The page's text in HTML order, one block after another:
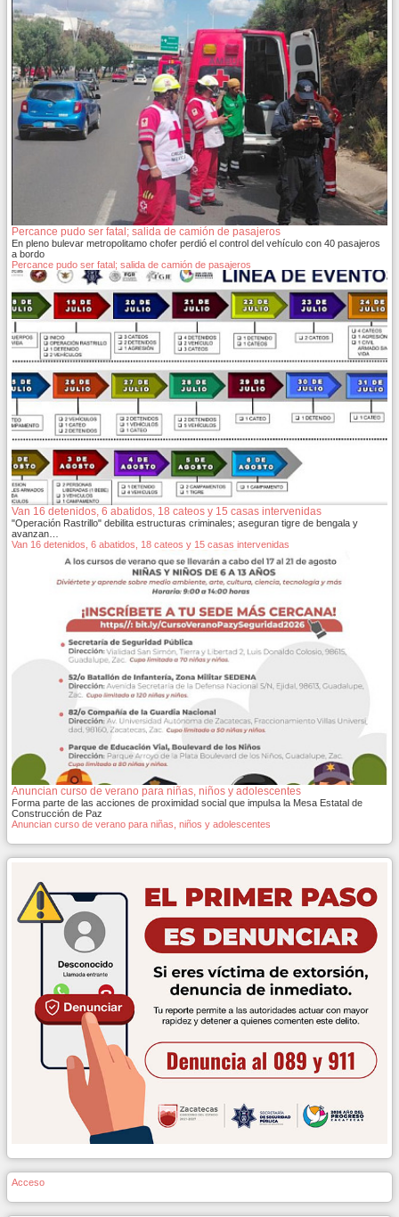
Percance pudo ser fatal; salida de camión de pasajeros
En pleno bulevar metropolitamo chofer perdió el control del vehículo con 40 pasajeros
a bordo
Percance pudo ser fatal; salida de camión de pasajeros
Van 16 detenidos, 6 abatidos, 18 cateos y 15 casas intervenidas
"Operación Rastrillo" debilita estructuras criminales; aseguran tigre de bengala y
avanzan…
Van 16 detenidos, 6 abatidos, 18 cateos y 15 casas intervenidas
Anuncian curso de verano para niñas, niños y adolescentes
Forma parte de las acciones de proximidad social que impulsa la Mesa Estatal de
Construcción de Paz
Anuncian curso de verano para niñas, niños y adolescentes
Acceso